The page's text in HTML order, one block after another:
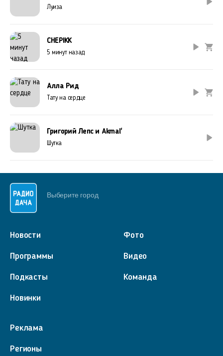
Луиза
CHEPIKK
5 минут назад
Алла Рид
Тату на сердце
Григорий Лепс и Akmal'
Шутка
Выберите город
Новости
Программы
Подкасты
Новинки
Фото
Видео
Команда
Реклама
Регионы